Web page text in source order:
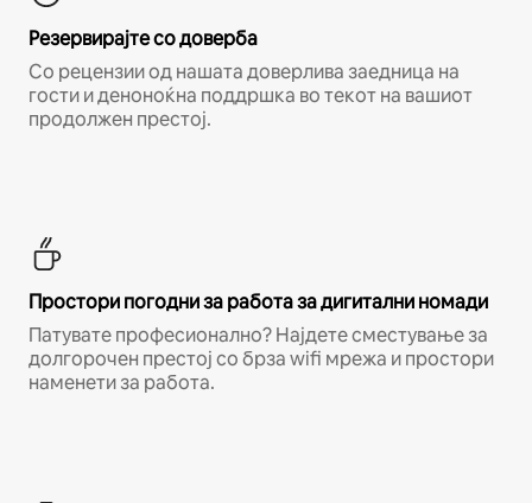
Резервирајте со доверба
Со рецензии од нашата доверлива заедница на
гости и деноноќна поддршка во текот на вашиот
продолжен престој.
Простори погодни за работа за дигитални номади
Патувате професионално? Најдете сместување за
долгорочен престој со брза wifi мрежа и простори
наменети за работа.